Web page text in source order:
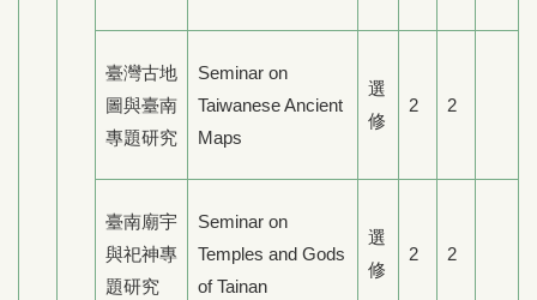
臺灣古地
圖與臺南
專題研究
Seminar on
Taiwanese Ancient
Maps
選
修
2 2
臺南廟宇
與祀神專
題研究
Seminar on
Temples and Gods
of Tainan
選
修
2 2